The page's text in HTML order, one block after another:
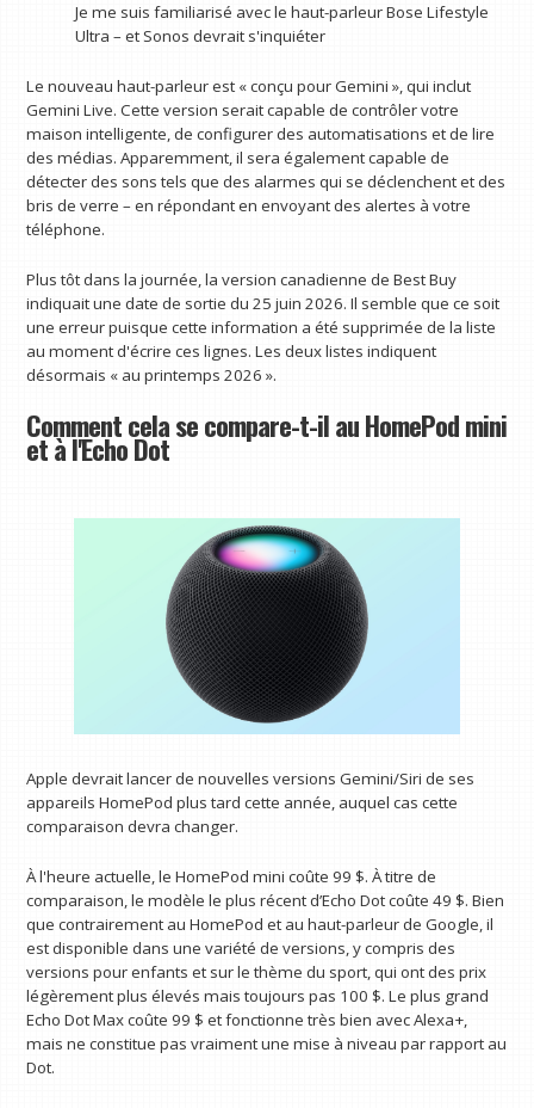
Je me suis familiarisé avec le haut-parleur Bose Lifestyle
Ultra – et Sonos devrait s'inquiéter
Le nouveau haut-parleur est « conçu pour Gemini », qui inclut
Gemini Live. Cette version serait capable de contrôler votre
maison intelligente, de configurer des automatisations et de lire
des médias. Apparemment, il sera également capable de
détecter des sons tels que des alarmes qui se déclenchent et des
bris de verre – en répondant en envoyant des alertes à votre
téléphone.
Plus tôt dans la journée, la version canadienne de Best Buy
indiquait une date de sortie du 25 juin 2026. Il semble que ce soit
une erreur puisque cette information a été supprimée de la liste
au moment d'écrire ces lignes. Les deux listes indiquent
désormais « au printemps 2026 ».
Comment cela se compare-t-il au HomePod mini
et à l'Echo Dot
Apple devrait lancer de nouvelles versions Gemini/Siri de ses
appareils HomePod plus tard cette année, auquel cas cette
comparaison devra changer.
À l'heure actuelle, le HomePod mini coûte 99 $. À titre de
comparaison, le modèle le plus récent d’Echo Dot coûte 49 $. Bien
que contrairement au HomePod et au haut-parleur de Google, il
est disponible dans une variété de versions, y compris des
versions pour enfants et sur le thème du sport, qui ont des prix
légèrement plus élevés mais toujours pas 100 $. Le plus grand
Echo Dot Max coûte 99 $ et fonctionne très bien avec Alexa+,
mais ne constitue pas vraiment une mise à niveau par rapport au
Dot.